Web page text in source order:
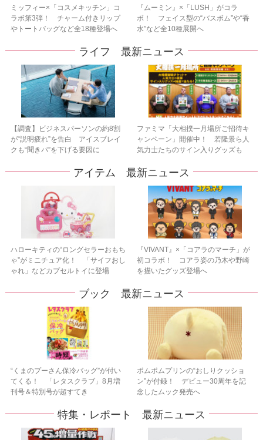
ミッフィー×「コスメキッチン」コ
ラボ第3弾！ チャーム付きリップ
やトートバッグなど全18種登場へ
『ムーミン』×「LUSH」がコラ
ボ！ フェイス型の“バスボム”や“香
水”など全10種展開へ
ライフ 最新ニュース
【調査】ビジネスパーソンの約8割
が“説明疲れ”を告白 アイスブレイ
クも“聞きパ”を下げる要因に
ファミマ「大相撲一月場所ご招待キ
ャンペーン」開催中！ 若隆景ら人
気力士たちのサイン入りグッズも
アイテム 最新ニュース
ハローキティの“ロングセラーおもち
ゃ”がミニチュア化！ 「サイフおし
ゃれ」などカプセルトイに登場
『VIVANT』×「コアラのマーチ」が
初コラボ！ コアラ姿の乃木や野崎
を描いたグッズ登場へ
ブック 最新ニュース
“くまのプーさん保冷バッグ”が付い
てくる！ 「レタスクラブ」8月増
刊号＆特別号が超すてき
ポムポムプリンの“おしりクッショ
ン”が付録！ デビュー30周年を記
念したムック発売へ
特集・レポート 最新ニュース